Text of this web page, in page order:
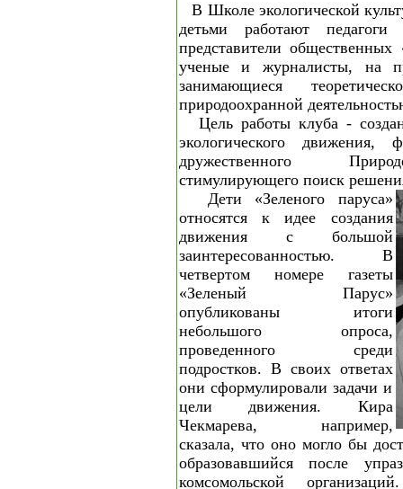
В Школе экологической
детьми работают
представители общественных
ученые и журналисты, на
занимающиеся
природоохранной
Цель работы клуба -
экологического движения,
дружественного
стимулирующего поиск
Дети «Зеленого паруса»
относятся к идее создания
движения с большой
заинтересованностью. В
четвертом номере газеты
«Зеленый Парус»
опубликованы итоги
небольшого опроса,
проведенного среди
подростков. В своих ответах
они сформулировали задачи и
цели движения. Кира
Чекмарева, например,
сказала, что оно могло бы
образовавшийся после
комсомольской